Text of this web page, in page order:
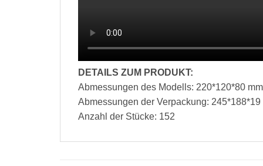
DETAILS ZUM PRODUKT:
Abmessungen des Modells: 220*120*80 mm
Abmessungen der Verpackung: 245*188*19
Anzahl der Stücke: 152